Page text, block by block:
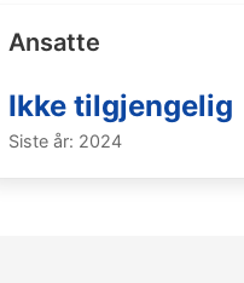
Ansatte
Ikke tilgjengelig
Siste år: 2024